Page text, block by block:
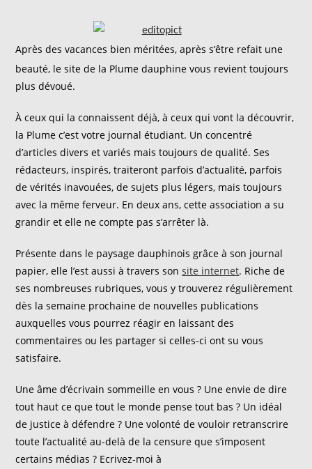
Après des vacances bien méritées, après s’être refait une
beauté, le site de la Plume dauphine vous revient toujours
plus dévoué.
À ceux qui la connaissent déjà, à ceux qui vont la découvrir,
la Plume c’est votre journal étudiant. Un concentré
d’articles divers et variés mais toujours de qualité. Ses
rédacteurs, inspirés, traiteront parfois d’actualité, parfois
de vérités inavouées, de sujets plus légers, mais toujours
avec la même ferveur. En deux ans, cette association a su
grandir et elle ne compte pas s’arrêter là.
Présente dans le paysage dauphinois grâce à son journal
papier, elle l’est aussi à travers sonsite internet. Riche de
ses nombreuses rubriques, vous y trouverez régulièrement
dès la semaine prochaine de nouvelles publications
auxquelles vous pourrez réagir en laissant des
commentaires ou les partager si celles-ci ont su vous
satisfaire.
Une âme d’écrivain sommeille en vous ? Une envie de dire
tout haut ce que tout le monde pense tout bas ? Un idéal
de justice à défendre ? Une volonté de vouloir retranscrire
toute l’actualité au-delà de la censure que s’imposent
certains médias ? Ecrivez-moi à